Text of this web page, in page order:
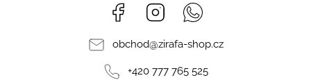
Facebook Instagram
obchod@zirafa-shop.cz
+420 777 765 525